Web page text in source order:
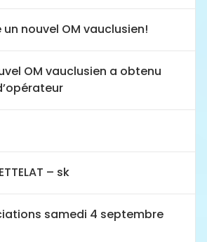
un nouvel OM vauclusien!
OM vauclusien a obtenu
– sk
samedi 4 septembre